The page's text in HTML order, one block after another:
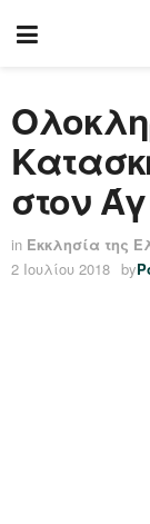
στον
in Εκκλησία της
2 Ιουλίου 2018 by